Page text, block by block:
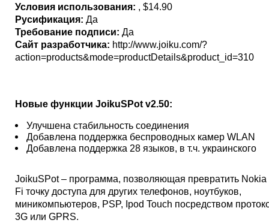
Условия использования: , $14.90
Русификация: Да
Требование подписи: Да
Сайт разработчика: http://www.joiku.com/?
action=products&mode=productDetails&product_id=310
Новые функции JoikuSPot v2.50:
Улучшена стабильность соединения
Добавлена поддержка беспроводных камер WLAN
Добавлена поддержка 28 языков, в т.ч. украинского
JoikuSPot – программа, позволяющая превратить Nokia
Fi точку доступа для других телефонов, ноутбуков,
миникомпьютеров, PSP, Ipod Touch посредством
3G или GPRS.